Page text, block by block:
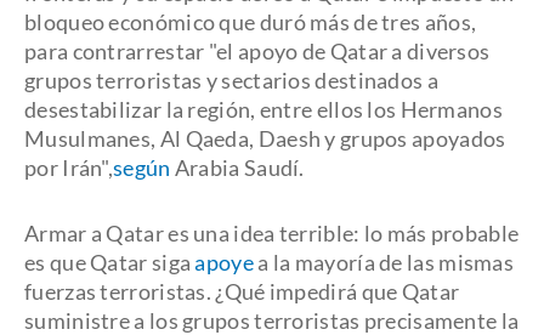
bloqueo económico que duró más de tres años,
para contrarrestar "el apoyo de Qatar a diversos
grupos terroristas y sectarios destinados a
desestabilizar la región, entre ellos los Hermanos
Musulmanes, Al Qaeda, Daesh y grupos apoyados
por Irán",según Arabia Saudí.
Armar a Qatar es una idea terrible: lo más probable
es que Qatar sigaapoyea la mayoría de las mismas
fuerzas terroristas. ¿Qué impedirá que Qatar
suministre a los grupos terroristas precisamente la